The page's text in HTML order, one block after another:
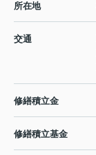
所在地
交通
修繕積立金
修繕積立基金